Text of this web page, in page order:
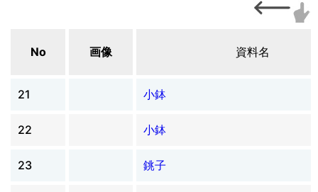
No 画像 資料名
21 小鉢
22 小鉢
23 銚子